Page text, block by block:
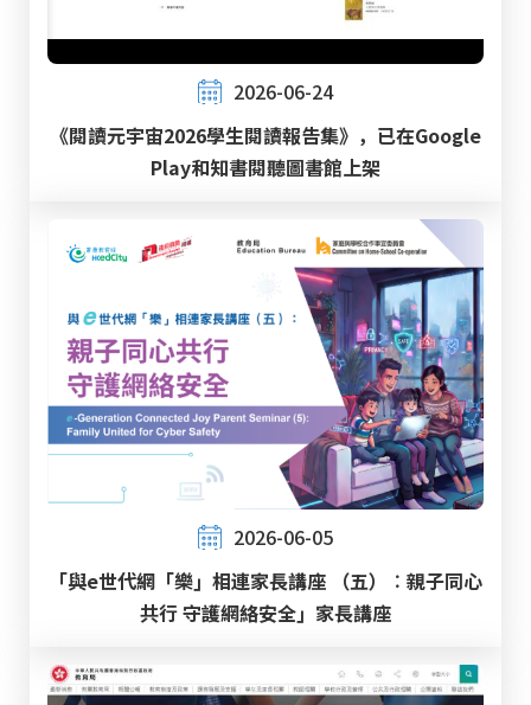
2026-06-24
《閱讀元宇宙2026學生閱讀報告集》，已在Google
Play和知書閱聽圖書館上架
2026-06-05
「與e世代網「樂」相連家長講座 （五）︰親子同心
共行 守護網絡安全」家長講座